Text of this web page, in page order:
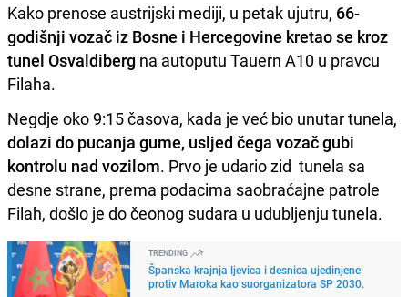
Kako prenose austrijski mediji, u petak ujutru, 66-
godišnji vozač iz Bosne i Hercegovine kretao se kroz
tunel Osvaldiberg na autoputu Tauern A10 u pravcu
Filaha.
Negdje oko 9:15 časova, kada je već bio unutar tunela,
dolazi do pucanja gume, usljed čega vozač gubi
kontrolu nad vozilom. Prvo je udario zid tunela sa
desne strane, prema podacima saobraćajne patrole
Filah, došlo je do čeonog sudara u udubljenju tunela.
TRENDING
Španska krajnja ljevica i desnica ujedinjene
protiv Maroka kao suorganizatora SP 2030.